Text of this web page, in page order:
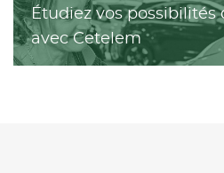
Étudiez vos
avec Cetelem